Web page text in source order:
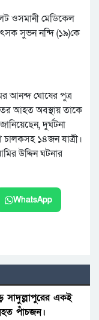
ওসমানী মেডিকেল
সুভন নন্দি (১৯)কে
আনন্দ ঘোষের পুত্র
আহত অবস্থায় তাকে
দুর্ঘটনা
চালকসহ ১৪জন যাত্রী।
উদ্দিন ঘটনার
WhatsApp
সাদুল্লাপুরের একই
পাঁচজন।